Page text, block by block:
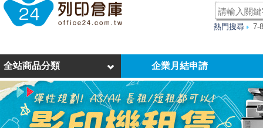
黑
雷
射
印
熱門搜尋 7-
企業月結申請
全站商品分類